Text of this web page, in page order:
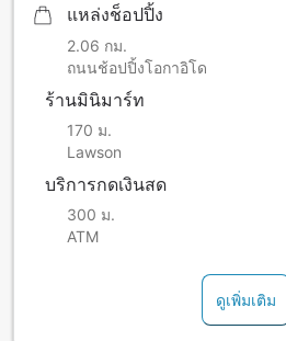
แหล่งช็อปปิ้ง
2.06 กม.
ถนนช้อปปิ้งโอกาอิโด
ร้านมินิมาร์ท
170 ม.
Lawson
บริการกดเงินสด
300 ม.
ATM
ดูเพิ่มเติม